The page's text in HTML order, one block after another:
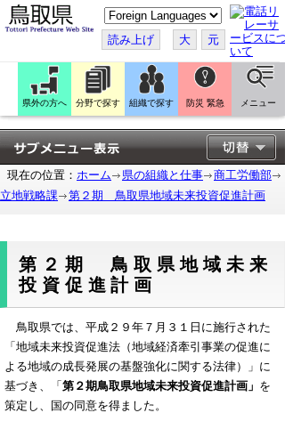
こ
の
ペ
ー
ジ
翻
訳
す
る
読み上げ 大 元
県外の方へ 分野で探す 組織で探す 防災 緊急 メニュー
現在の位置： ホーム 県の組織と仕事
商工労働部
立地戦略課
第２期 鳥取県地域未来投資促進計画
第２期 鳥取県地域未来
投資促進計画
鳥取県では、平成２９年７月３１日に施行された
「地域未来投資促進法（地域経済牽引事業の促進に
よる地域の成長発展の基盤強化に関する法律）」に
基づき、「 第２期鳥取県地域未来投資促進計画」 を
策定し、国の同意を得ました。